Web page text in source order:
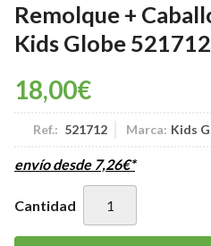
Remolque +
Kids Globe 521712
18,00€
Ref.: 521712 Marca: Kids
envío desde 7,26€*
Cantidad